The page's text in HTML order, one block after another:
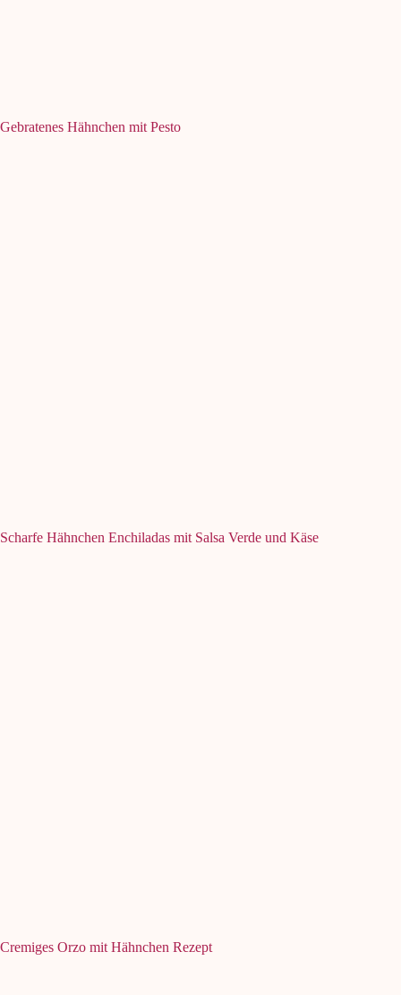
Gebratenes Hähnchen mit Pesto
Scharfe Hähnchen Enchiladas mit Salsa Verde und Käse
Cremiges Orzo mit Hähnchen Rezept